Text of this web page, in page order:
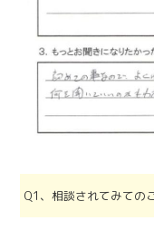
Q1、相談されてみての